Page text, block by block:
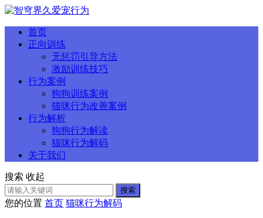
首页
正向训练
无惩罚引导方法
激励训练技巧
行为案例
狗狗训练案例
猫咪行为改善案例
行为解析
狗狗行为解读
猫咪行为解码
关于我们
搜索 收起
搜索
您的位置 首页 猫咪行为解码